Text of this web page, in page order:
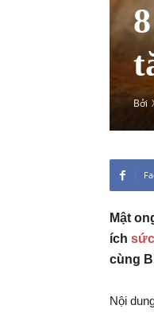
Bởi
Mật
ích
cùng
Nội